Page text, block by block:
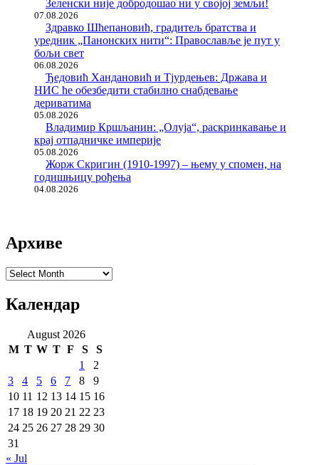
Зеленски није добродошао ни у својој земљи!
07.08.2026
Здравко Шћепановић, градитељ братства и
уредник „Панонских нити“: Православље је пут у
бољи свет
06.08.2026
Ђедовић Хандановић и Тјурдењев: Држава и
НИС ће обезбедити стабилно снабдевање
дериватима
05.08.2026
Владимир Кршљанин: „Олуја“, раскринкавање и
крај отпадничке империје
05.08.2026
Жорж Скригин (1910-1997) – њему у спомен, на
годишњицу рођења
04.08.2026
Архиве
Архиве
Календар
August 2026
M T W T F S
S
1
2
3
4 5 6 7 8
9
10 11 12 13 14 15 16
17 18 19 20 21 22 23
24 25 26 27 28 29 30
31
« Jul